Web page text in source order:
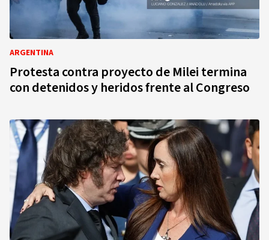
ARGENTINA
Protesta contra proyecto de Milei termina
con detenidos y heridos frente al Congreso